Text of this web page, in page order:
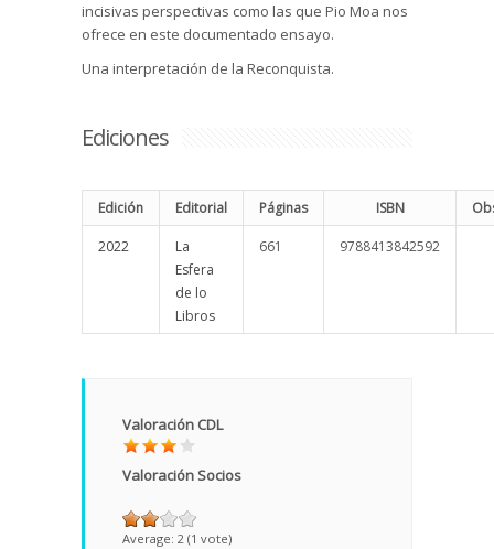
incisivas perspectivas como las que Pio Moa nos
ofrece en este documentado ensayo.
Una interpretación de la Reconquista.
Ediciones
Edición Editorial Páginas ISBN
2022
La
Esfera
de lo
Libros
661 9788413842592
Valoración CDL
Valoración Socios
Average: 2 (1 vote)